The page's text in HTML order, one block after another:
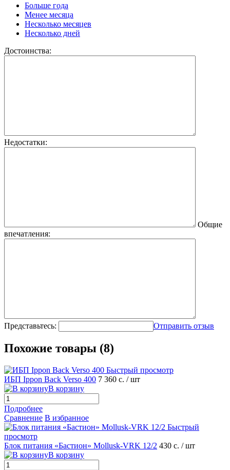
Больше года
Менее месяца
Несколько месяцев
Несколько дней
Достоинства:
Недостатки:
Общие
впечатления:
Представьтесь: Отправить отзыв
Похожие товары (8)
Быстрый просмотр
ИБП Ippon Back Verso 400 7 360 с. / шт
В корзину
Подробнее
Сравнение В избранное
Быстрый
просмотр
Блок питания «Бастион» Mollusk-VRK 12/2 430 с. / шт
В корзину